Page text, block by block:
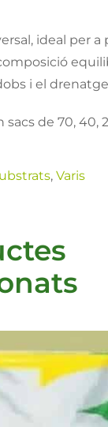
ideal per a
i el
de 70, 40,
, Varis